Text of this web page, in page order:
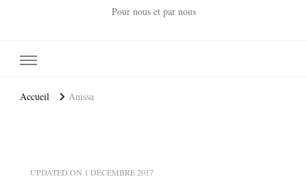
Pour nous et par nous
Accueil Anissa
UPDATED ON 1 DÉCEMBRE 2017